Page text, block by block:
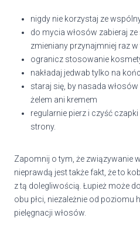
nigdy nie korzystaj ze
do mycia włosów zabieraj
zmieniany przynajmniej raz
ogranicz stosowanie
nakładaj jedwab tylko na
staraj się, by nasada
żelem ani kremem
regularnie pierz i czyść
strony.
Zapomnij o tym, że związywanie
nieprawdą jest także fakt, że to
z tą dolegliwością. Łupież może
obu płci, niezależnie od
pielęgnacji włosów.